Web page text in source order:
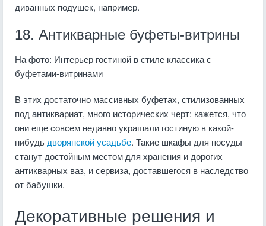
диванных подушек, например.
18. Антикварные буфеты-витрины
На фото: Интерьер гостиной в стиле классика с
буфетами-витринами
В этих достаточно массивных буфетах, стилизованных
под антиквариат, много исторических черт: кажется, что
они еще совсем недавно украшали гостиную в какой-
нибудь дворянской усадьбе. Такие шкафы для посуды
станут достойным местом для хранения и дорогих
антикварных ваз, и сервиза, доставшегося в наследство
от бабушки.
Декоративные решения и